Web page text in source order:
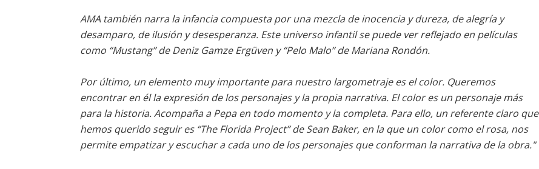
AMA también narra la infancia compuesta por una mezcla de inocencia y dureza, de alegría y
desamparo, de ilusión y desesperanza. Este universo infantil se puede ver reflejado en películas
como “Mustang” de Deniz Gamze Ergüven y “Pelo Malo” de Mariana Rondón.
Por último, un elemento muy importante para nuestro largometraje es el color. Queremos
encontrar en él la expresión de los personajes y la propia narrativa. El color es un personaje más
para la historia. Acompaña a Pepa en todo momento y la completa. Para ello, un referente claro que
hemos querido seguir es “The Florida Project” de Sean Baker, en la que un color como el rosa, nos
permite empatizar y escuchar a cada uno de los personajes que conforman la narrativa de la obra."